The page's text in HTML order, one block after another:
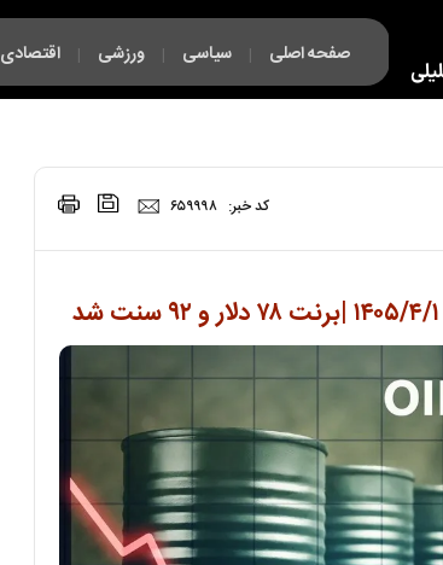
صفحه اصلی | سیاسی | ورزشی | اقتصادی
فکت لایف |
کد خبر: ۶۵۹۹۹۸